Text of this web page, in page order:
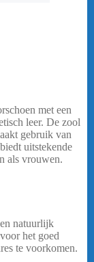
met een
leer. De zool
gebruik van
uitstekende
als vrouwen.
natuurlijk
het goed
te voorkomen.